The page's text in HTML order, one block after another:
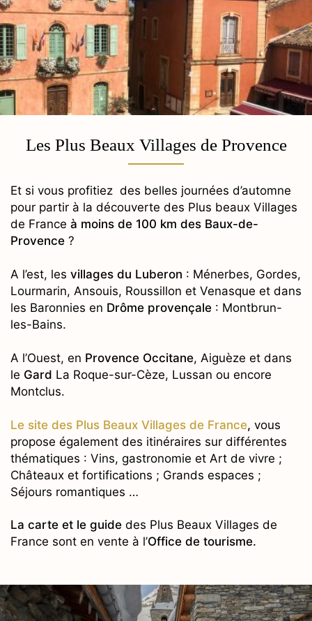
Les Plus Beaux Villages de Provence
Et si vous profitiez des belles journées d’automne
pour partir à la découverte des Plus beaux Villages
de France à moins de 100 km des Baux-de-
Provence ?
A l’est, les villages du Luberon : Ménerbes, Gordes,
Lourmarin, Ansouis, Roussillon et Venasque et dans
les Baronnies en Drôme provençale : Montbrun-
les-Bains.
A l’Ouest, en Provence Occitane, Aiguèze et dans
le Gard La Roque-sur-Cèze, Lussan ou encore
Montclus.
Le site des Plus Beaux Villages de France, vous
propose également des itinéraires sur différentes
thématiques : Vins, gastronomie et Art de vivre ;
Châteaux et fortifications ; Grands espaces ;
Séjours romantiques …
La carte et le guide des Plus Beaux Villages de
France sont en vente à l’Office de tourisme.